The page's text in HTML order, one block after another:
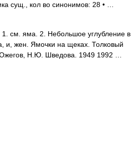
сущ., кол во синонимов: 28 • …
см. яма. 2. Небольшое углубление в
и, жен. Ямочки на щеках. Толковый
Н.Ю. Шведова. 1949 1992 …